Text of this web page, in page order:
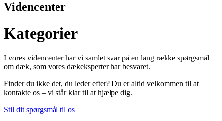
Videncenter
Kategorier
I vores videncenter har vi samlet svar på en lang række spørgsmål
om dæk, som vores dækeksperter har besvaret.
Finder du ikke det, du leder efter? Du er altid velkommen til at
kontakte os – vi står klar til at hjælpe dig.
Stil dit spørgsmål til os